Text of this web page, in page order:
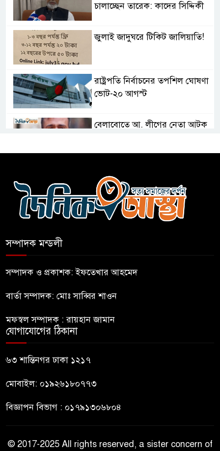
চালাচ্ছেন তারেক: কাদের সিদ্দিকী
জুলাই জাদুঘরে টিকিট জালিয়াতি!
রাষ্ট্রপতি নির্বাচনের তপশিল ঘোষণা
ভোট-২০ আগস্ট
বেলাবোতে আ. লীগের নেতা আটক
ছাড়লেন ১১ দলের নেতারা
এআই বক্তব্য দিয়েছে শেখ হাসিনা
ঐক্যের পদযাত্রা আটকে দিলো
সুযোগ দেওয়ায় ঢাকার ক্ষোভ
সম্পাদক মন্ডলী
সম্পাদক ও প্রকাশক: ইফতেখার আহমেদ
বার্তা সম্পাদক: মোঃ সাব্বির শাওন
মফস্বল সম্পাদক : রায়হান জামান
যোগাযোগের ঠিকানা
৬৩ শান্তিনগর ঢাকা ১২১৭
মোবাইল: ০১৯২৬১৮০৭৭৩
বিজ্ঞাপন বিভাগ : ০১৭৯১৩০৬৮০৪
© 2017-2025 All rights reserved, a sister concern of